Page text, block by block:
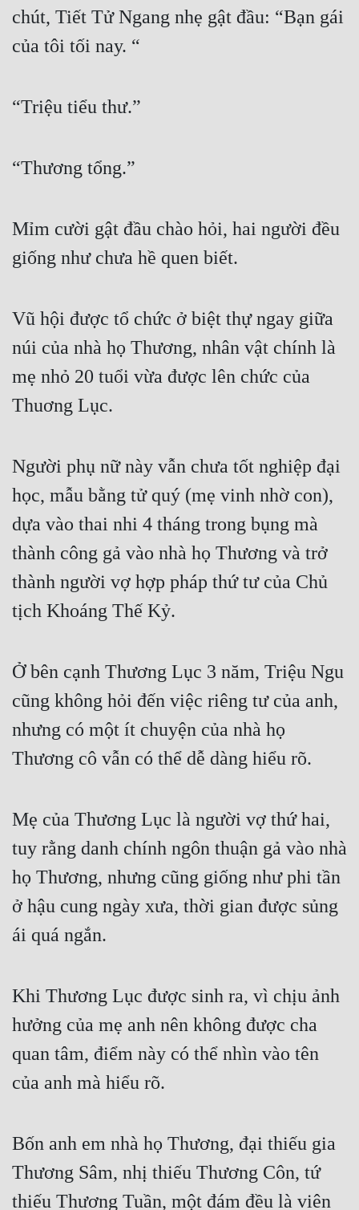
chút, Tiết Tử Ngang nhẹ gật đầu: “Bạn gái
của tôi tối nay. “
“Triệu tiểu thư.”
“Thương tổng.”
Mỉm cười gật đầu chào hỏi, hai người đều
giống như chưa hề quen biết.
Vũ hội được tổ chức ở biệt thự ngay giữa
núi của nhà họ Thương, nhân vật chính là
mẹ nhỏ 20 tuổi vừa được lên chức của
Thuơng Lục.
Người phụ nữ này vẫn chưa tốt nghiệp đại
học, mẫu bằng tử quý (mẹ vinh nhờ con),
dựa vào thai nhi 4 tháng trong bụng mà
thành công gả vào nhà họ Thương và trở
thành người vợ hợp pháp thứ tư của Chủ
tịch Khoáng Thế Kỷ.
Ở bên cạnh Thương Lục 3 năm, Triệu Ngu
cũng không hỏi đến việc riêng tư của anh,
nhưng có một ít chuyện của nhà họ
Thương cô vẫn có thể dễ dàng hiểu rõ.
Mẹ của Thương Lục là người vợ thứ hai,
tuy rằng danh chính ngôn thuận gả vào nhà
họ Thương, nhưng cũng giống như phi tần
ở hậu cung ngày xưa, thời gian được sủng
ái quá ngắn.
Khi Thương Lục được sinh ra, vì chịu ảnh
hưởng của mẹ anh nên không được cha
quan tâm, điểm này có thể nhìn vào tên
của anh mà hiểu rõ.
Bốn anh em nhà họ Thương, đại thiếu gia
Thương Sâm, nhị thiếu Thương Côn, tứ
thiếu Thương Tuần, một đám đều là viên